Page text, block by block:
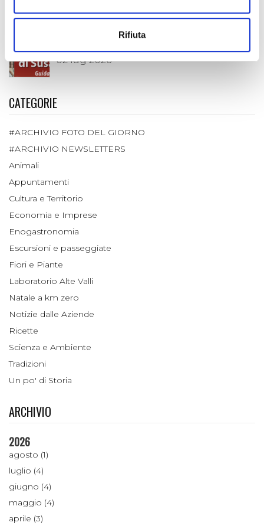
Rifiuta
06 lug 2026
02 lug 2026
CATEGORIE
#ARCHIVIO FOTO DEL GIORNO
#ARCHIVIO NEWSLETTERS
Animali
Appuntamenti
Cultura e Territorio
Economia e Imprese
Enogastronomia
Escursioni e passeggiate
Fiori e Piante
Laboratorio Alte Valli
Natale a km zero
Notizie dalle Aziende
Ricette
Scienza e Ambiente
Tradizioni
Un po' di Storia
ARCHIVIO
2026
agosto (1)
luglio (4)
giugno (4)
maggio (4)
aprile (3)